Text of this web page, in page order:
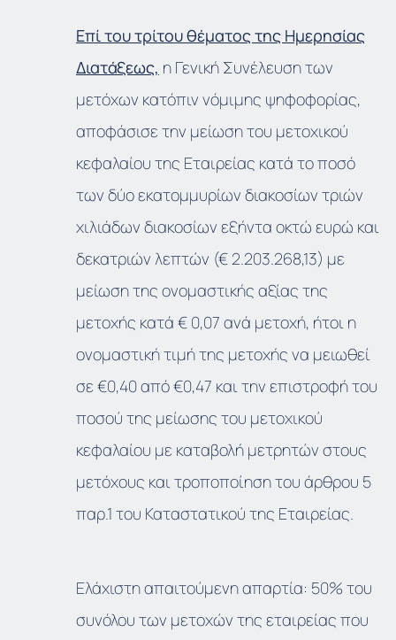
Επί του τρίτου θέματος της Ημερησίας
Διατάξεως, η Γενική Συνέλευση των
μετόχων κατόπιν νόμιμης ψηφοφορίας,
αποφάσισε την μείωση του μετοχικού
κεφαλαίου της Εταιρείας κατά το ποσό
των δύο εκατομμυρίων διακοσίων τριών
χιλιάδων διακοσίων εξήντα οκτώ ευρώ και
δεκατριών λεπτών (€ 2.203.268,13) με
μείωση της ονομαστικής αξίας της
μετοχής κατά € 0,07 ανά μετοχή, ήτοι η
ονομαστική τιμή της μετοχής να μειωθεί
σε €0,40 από €0,47 και την επιστροφή του
ποσού της μείωσης του μετοχικού
κεφαλαίου με καταβολή μετρητών στους
μετόχους και τροποποίηση του άρθρου 5
παρ.1 του Καταστατικού της Εταιρείας.
Ελάχιστη απαιτούμενη απαρτία: 50% του
συνόλου των μετοχών της εταιρείας που